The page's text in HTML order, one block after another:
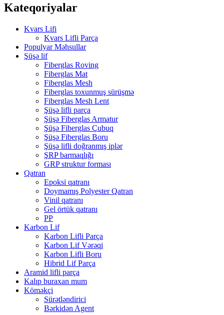
Kateqoriyalar
Kvars Lifi
Kvars Lifli Parça
Populyar Məhsullar
Şüşə lif
Fiberglas Roving
Fiberglas Mat
Fiberglas Mesh
Fiberglas toxunmuş sürüşmə
Fiberglas Mesh Lent
Şüşə lifli parça
Şüşə Fiberglas Armatur
Şüşə Fiberglas Çubuq
Şüşə Fiberglas Boru
Şüşə lifli doğranmış iplər
ŞRP barmaqlığı
GRP struktur forması
Qatran
Epoksi qatranı
Doymamış Polyester Qatran
Vinil qatranı
Gel örtük qatranı
PP
Karbon Lif
Karbon Lifli Parça
Karbon Lif Vərəqi
Karbon Lifli Boru
Hibrid Lif Parça
Aramid lifli parça
Kalıp buraxan mum
Köməkçi
Sürətləndirici
Bərkidən Agent